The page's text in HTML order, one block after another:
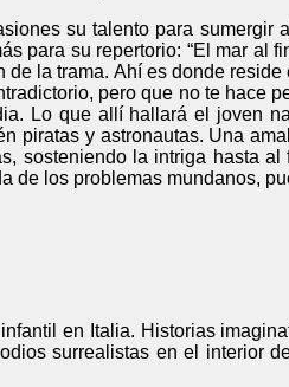
su talento para
para su repertorio: “El mar al
de la trama. Ahí es donde
pero que no te hace
Lo que allí hallará el joven
piratas y astronautas. Una
sosteniendo la intriga hasta
de los problemas mundanos,
en Italia. Historias
surrealistas en el interior